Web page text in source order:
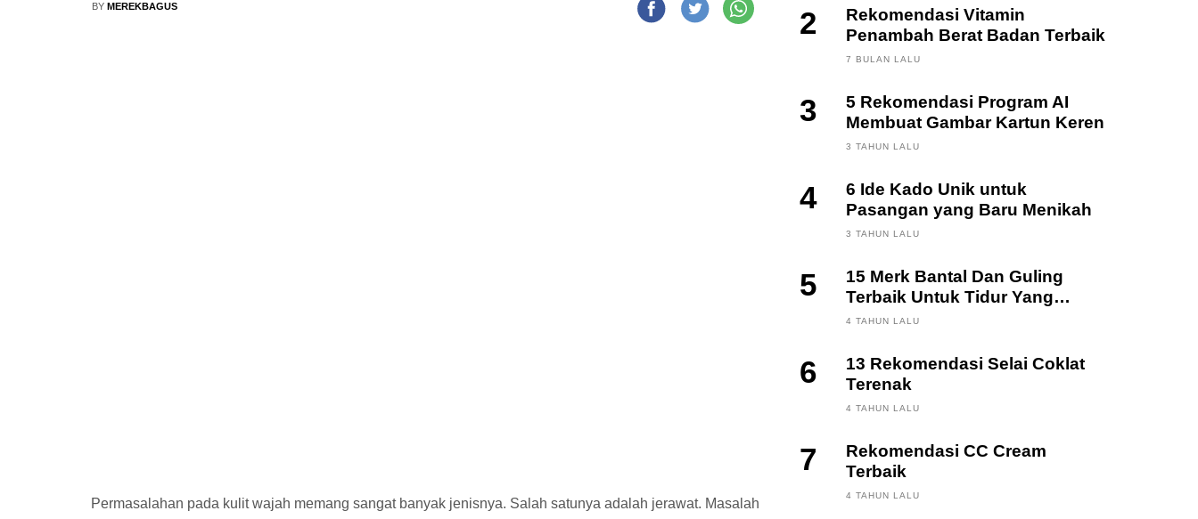
BY MEREKBAGUS
Permasalahan pada kulit wajah memang sangat banyak jenisnya. Salah satunya adalah jerawat. Masalah
2
Rekomendasi Vitamin
Penambah Berat Badan Terbaik
7 BULAN LALU
3
5 Rekomendasi Program AI
Membuat Gambar Kartun Keren
3 TAHUN LALU
4
6 Ide Kado Unik untuk
Pasangan yang Baru Menikah
3 TAHUN LALU
5
15 Merk Bantal Dan Guling
Terbaik Untuk Tidur Yang
Berkualitas
4 TAHUN LALU
6
13 Rekomendasi Selai Coklat
Terenak
4 TAHUN LALU
7
Rekomendasi CC Cream
Terbaik
4 TAHUN LALU